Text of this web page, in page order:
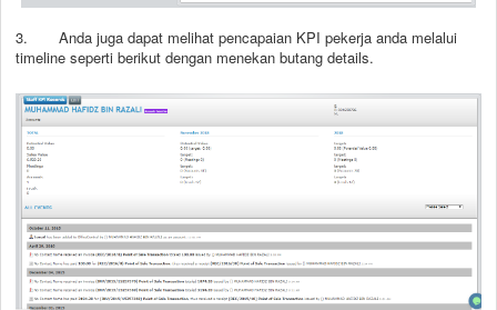
3.
Anda juga dapat melihat pencapaian KPI pekerja anda melalui
timeline seperti berikut dengan menekan butang details.